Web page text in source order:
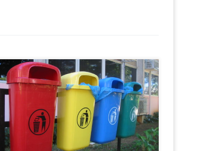
Un module pour apprendre à trier les déchets à
l’atelier. Accéder au module